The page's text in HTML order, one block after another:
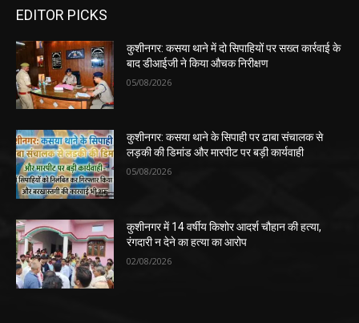
EDITOR PICKS
कुशीनगर: कसया थाने में दो सिपाहियों पर सख्त कार्रवाई के
बाद डीआईजी ने किया औचक निरीक्षण
05/08/2026
कुशीनगर: कसया थाने के सिपाही पर ढाबा संचालक से
लड़की की डिमांड और मारपीट पर बड़ी कार्यवाही
05/08/2026
कुशीनगर में 14 वर्षीय किशोर आदर्श चौहान की हत्या,
रंगदारी न देने का हत्या का आरोप
02/08/2026